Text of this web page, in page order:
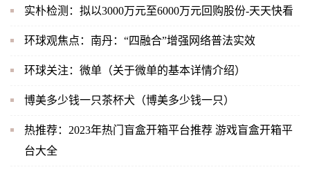
实朴检测：拟以3000万元至6000万元回购股份-天天快看
环球观焦点：南丹：“四融合”增强网络普法实效
环球关注：微单（关于微单的基本详情介绍）
博美多少钱一只茶杯犬（博美多少钱一只）
热推荐：2023年热门盲盒开箱平台推荐 游戏盲盒开箱平
台大全